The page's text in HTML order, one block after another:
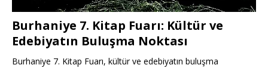
Burhaniye 7. Kitap Fuarı: Kültür ve
Edebiyatın Buluşma Noktası
Burhaniye 7. Kitap Fuarı, kültür ve edebiyatın buluşma